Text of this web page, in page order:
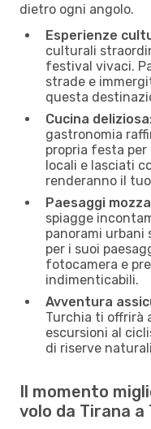
dietro ogni angolo.
Esperienze
culturali
festival vivaci.
strade e
questa
Cucina
gastronomia
propria festa per
locali e lasciati
renderanno il
Paesaggi
spiagge
panorami urbani
per i suoi
fotocamera e
indimenticabili.
Avventura
Turchia ti offrirà
escursioni al
di riserve
Il momento
volo da Tirana a